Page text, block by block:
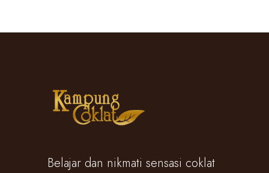
Belajar dan nikmati sensasi coklat